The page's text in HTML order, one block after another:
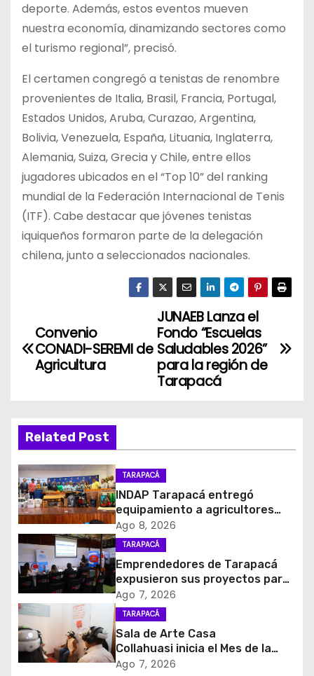
deporte. Además, estos eventos mueven
nuestra economía, dinamizando sectores como
el turismo regional”, precisó.
El certamen congregó a tenistas de renombre
provenientes de Italia, Brasil, Francia, Portugal,
Estados Unidos, Aruba, Curazao, Argentina,
Bolivia, Venezuela, España, Lituania, Inglaterra,
Alemania, Suiza, Grecia y Chile, entre ellos
jugadores ubicados en el “Top 10” del ranking
mundial de la Federación Internacional de Tenis
(ITF). Cabe destacar que jóvenes tenistas
iquiqueños formaron parte de la delegación
chilena, junto a seleccionados nacionales.
N
a
g
a
c
i
ó
n
d
e
JUNAEB Lanza el
Fondo “Escuelas
Saludables 2026”
para la región de
Tarapacá
Convenio
CONADI-SEREMI de
Agricultura
Related Post
TARAPACÁ
INDAP Tarapacá entregó
equipamiento a agricultores
para prevenir la mosca de la
fruta en Pica
Ago 8, 2026
TARAPACÁ
Emprendedores de Tarapacá
expusieron sus proyectos para
acceder al Fondo Capital
Semilla de SERCOTEC
Ago 7, 2026
TARAPACÁ
Sala de Arte Casa
Collahuasi inicia el Mes de la
Minería con experiencia
Ago 7, 2026